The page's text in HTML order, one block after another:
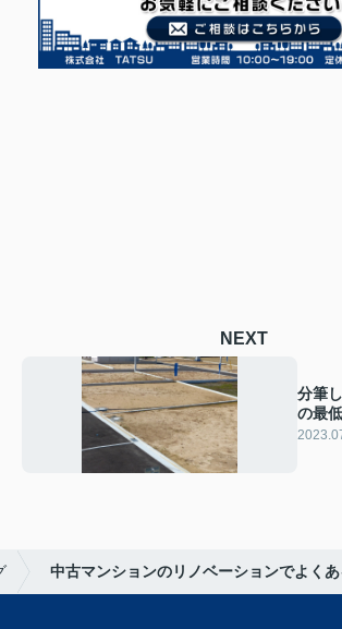
NEXT
分筆
の最
べ方
中古マンションのリノベーションでよくあ